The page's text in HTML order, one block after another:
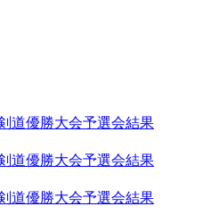
道優勝大会予選会結果
道優勝大会予選会結果
道優勝大会予選会結果